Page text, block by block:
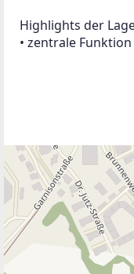
Highlights der
• zentrale
ANBIETER